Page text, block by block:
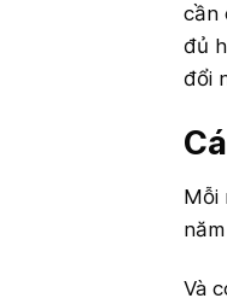
cần
đủ
đổi
Mỗi
Và